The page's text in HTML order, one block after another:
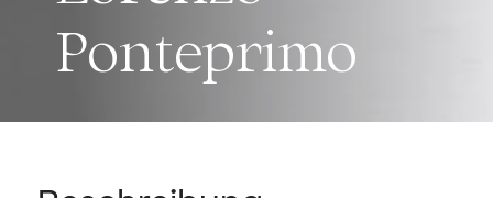
Ponteprimo